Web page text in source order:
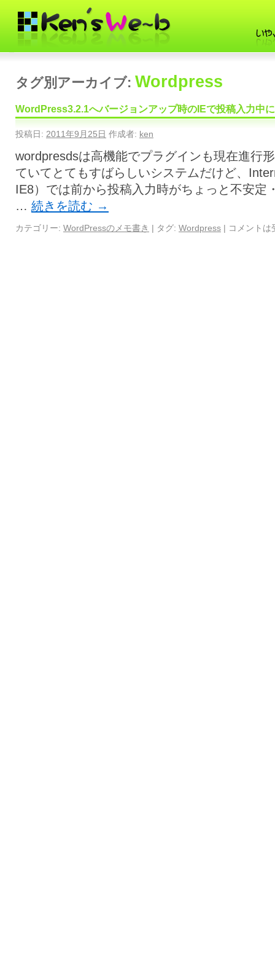
タグ別アーカイブ: Wordpress
WordPress3.2.1へバージョンアップ時のIEで投稿入力中
投稿日: 2011年9月25日 作成者: ken
wordpresdsは高機能でプラグインも現在進行
ていてとてもすばらしいシステムだけど、
IE8）では前から投稿入力時がちょっと不安定
… 続きを読む →
カテゴリー: WordPressのメモ書き | タグ: Wordpress | コメントは